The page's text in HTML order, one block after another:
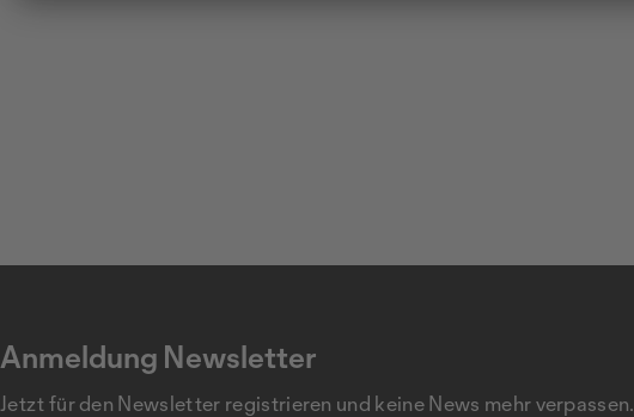
Anmeldung Newsletter
Jetzt für den Newsletter registrieren und keine News mehr verpassen.